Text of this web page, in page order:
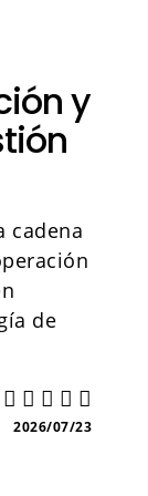
y
cadena
de
2026/07/23